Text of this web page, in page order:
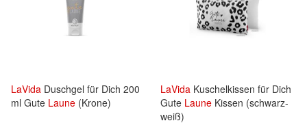
LaVida Duschgel für Dich 200
ml Gute Laune (Krone)
LaVida Kuschelkissen für Dich
Gute Laune Kissen (schwarz-
weiß)